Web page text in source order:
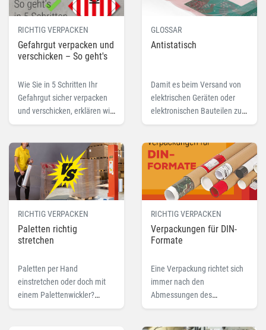
Fragen, helfen Ihnen, das
richtige Archivierungssystem
zu finden und geben Ihnen
hilfreiche Tipps fürs
Archivieren
RICHTIG VERPACKEN
Gefahrgut verpacken und
verschicken – So geht's
Wie Sie in 5 Schritten Ihr
Gefahrgut sicher verpacken
und verschicken, erklären wir
Ihnen in diesem Blog-Beitrag.
GLOSSAR
Antistatisch
Damit es beim Versand von
elektrischen Geräten oder
elektronischen Bauteilen zu
keiner elektrostatischen
dem Thema Antistatisch.
RICHTIG VERPACKEN
Paletten richtig
stretchen
Paletten per Hand
einstretchen oder doch mit
einem Palettenwickler?
Beides hat Vor- und
RICHTIG VERPACKEN
Verpackungen für DIN-
Formate
Eine Verpackung richtet sich
immer nach den
Abmessungen des
Packgutes. Entspricht diese